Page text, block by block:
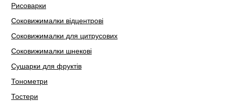
Рисоварки
Соковижималки відцентрові
Соковижималки для цитрусових
Соковижималки шнекові
Сушарки для фруктів
Тонометри
Тостери